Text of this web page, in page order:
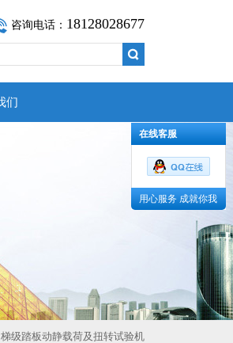
咨询电话： 18128028677
们
梯级踏板动静载荷及扭转试验机
在线客服
用心服务 成就你我